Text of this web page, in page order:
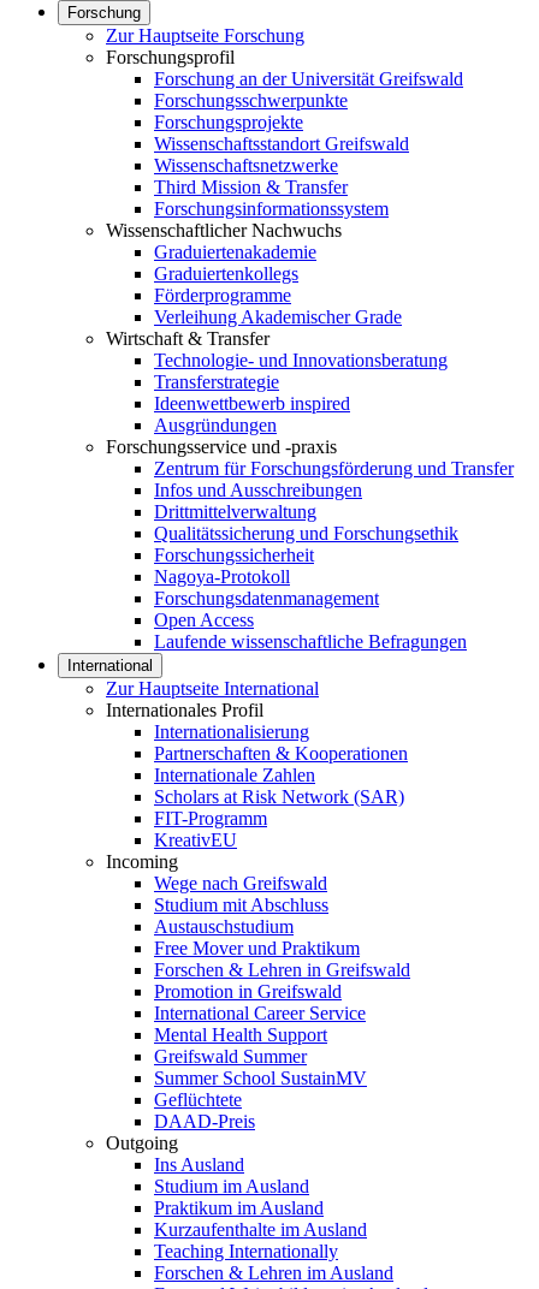
Forschung
Zur Hauptseite Forschung
Forschungsprofil
Forschung an der Universität Greifswald
Forschungsschwerpunkte
Forschungsprojekte
Wissenschaftsstandort Greifswald
Wissenschaftsnetzwerke
Third Mission & Transfer
Forschungsinformationssystem
Wissenschaftlicher Nachwuchs
Graduiertenakademie
Graduiertenkollegs
Förderprogramme
Verleihung Akademischer Grade
Wirtschaft & Transfer
Technologie- und Innovationsberatung
Transferstrategie
Ideenwettbewerb inspired
Ausgründungen
Forschungsservice und -praxis
Zentrum für Forschungsförderung und Transfer
Infos und Ausschreibungen
Drittmittelverwaltung
Qualitätssicherung und Forschungsethik
Forschungssicherheit
Nagoya-Protokoll
Forschungsdatenmanagement
Open Access
Laufende wissenschaftliche Befragungen
International
Zur Hauptseite International
Internationales Profil
Internationalisierung
Partnerschaften & Kooperationen
Internationale Zahlen
Scholars at Risk Network (SAR)
FIT-Programm
KreativEU
Incoming
Wege nach Greifswald
Studium mit Abschluss
Austauschstudium
Free Mover und Praktikum
Forschen & Lehren in Greifswald
Promotion in Greifswald
International Career Service
Mental Health Support
Greifswald Summer
Summer School SustainMV
Geflüchtete
DAAD-Preis
Outgoing
Ins Ausland
Studium im Ausland
Praktikum im Ausland
Kurzaufenthalte im Ausland
Teaching Internationally
Forschen & Lehren im Ausland